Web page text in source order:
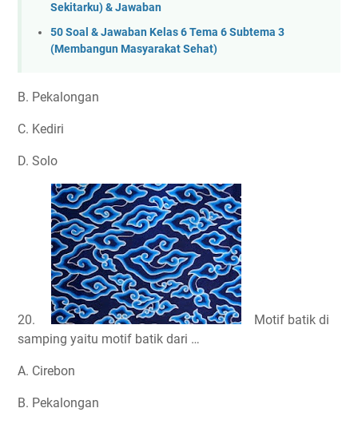
Sekitarku) & Jawaban
50 Soal & Jawaban Kelas 6 Tema 6 Subtema 3
(Membangun Masyarakat Sehat)
B. Pekalongan
C. Kediri
D. Solo
20.
Motif batik di
samping yaitu motif batik dari …
A. Cirebon
B. Pekalongan